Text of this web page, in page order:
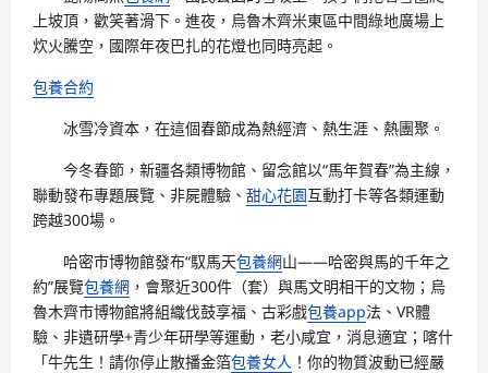
上坡頂，歡笑著滑下。進夜，烏魯木齊米東區中間綠地廣場上
炊火騰空，國際年夜巴扎的花燈也同時亮起。
包養合約
冰雪冷資本，在這個春節成為熱經濟、熱生涯、熱團聚。
今冬春節，新疆各類博物館、留念館以“馬年賀春”為主線，
聯動發布專題展覽、非屍體驗、 甜心花園互動打卡等各類運動
跨越300場。
哈密市博物館發布“馭馬天包養網山——哈密與馬的千年之
約”展覽包養網 ，會聚近300件（套）與馬文明相干的文物；烏
魯木齊市博物館將組織伐鼓享福、古彩戲包養app法、VR體
驗、非遺研學+青少年研學等運動，老小咸宜，消息適宜；喀什
「牛先生！請你停止散播金箔包養女人 ！你的物質波動已經嚴